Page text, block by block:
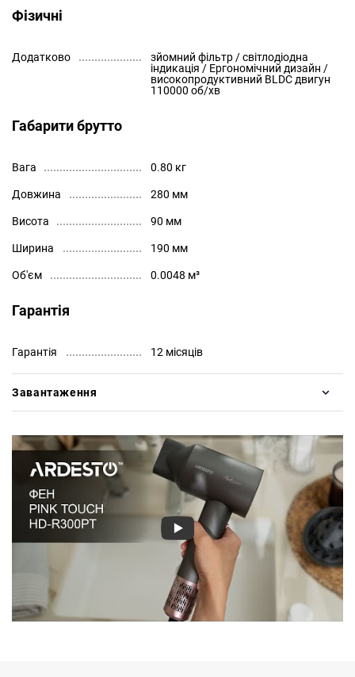
Фізичні
Додатково
зйомний фільтр / світлодіодна
індикація / Ергономічний дизайн /
високопродуктивний BLDC двигун
110000 об/хв
Габарити брутто
Вага 0.80 кг
Довжина 280 мм
Висота 90 мм
Ширина 190 мм
Об'єм 0.0048 м³
Гарантія
Гарантія 12 місяців
Завантаження